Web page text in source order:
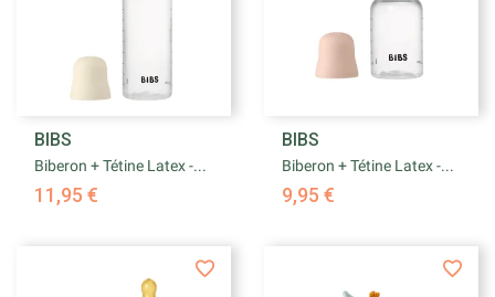
BIBS
Biberon + Tétine Latex -...
11,95 €
BIBS
Biberon + Tétine Latex -...
9,95 €